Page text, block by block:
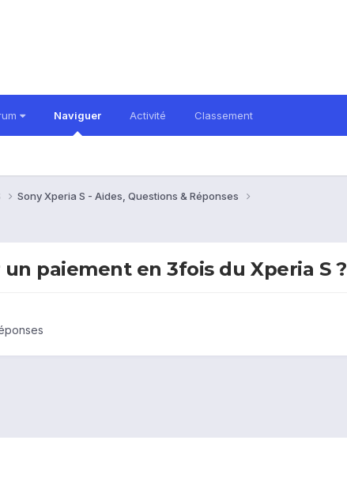
Naviguer Activité Classement
Sony Xperia S - Aides, Questions & Réponses
paiement en 3fois du Xperia S ?